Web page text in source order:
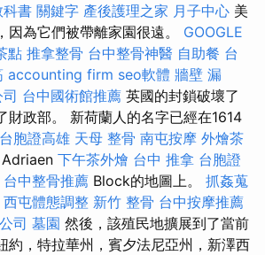
科書 關鍵字 產後護理之家 月子中心 美
因為它們被帶離家園很遠。 GOOGLE
點 推拿整骨 台中整骨神醫 自助餐 台
accounting firm seo軟體 牆壁 漏
台中國術館推薦 英國的封鎖破壞了
財政部。 新荷蘭人的名字已經在1614
台胞證高雄 天母 整骨 南屯按摩 外燴茶
Adriaen 下午茶外燴 台中 推拿 台胞證
台中整骨推薦 Block的地圖上。 抓姦蒐
西屯體態調整 新竹 整骨 台中按摩推薦
司 墓園 然後，該殖民地擴展到了當前
約，特拉華州，賓夕法尼亞州，新澤西